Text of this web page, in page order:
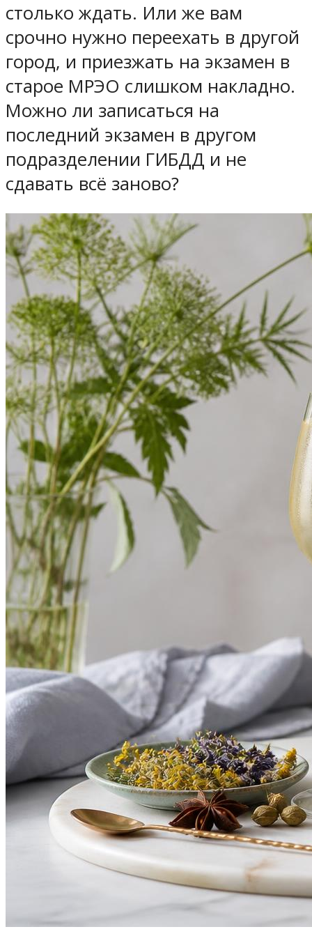
столько ждать. Или же вам
срочно нужно переехать в другой
город, и приезжать на экзамен в
старое МРЭО слишком накладно.
Можно ли записаться на
последний экзамен в другом
подразделении ГИБДД и не
сдавать всё заново?